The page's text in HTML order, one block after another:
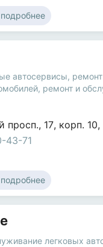
автосервисы,
, ремонт и
просп., 17, корп. 10,
43-71
легковых